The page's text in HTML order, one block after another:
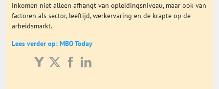
Onderwijs Totaal
Basisonderwijs
inkomen niet alleen afhangt van opleidingsniveau, maar ook van
factoren als sector, leeftijd, werkervaring en de krapte op de
arbeidsmarkt.
Lees verder op: MBO Today